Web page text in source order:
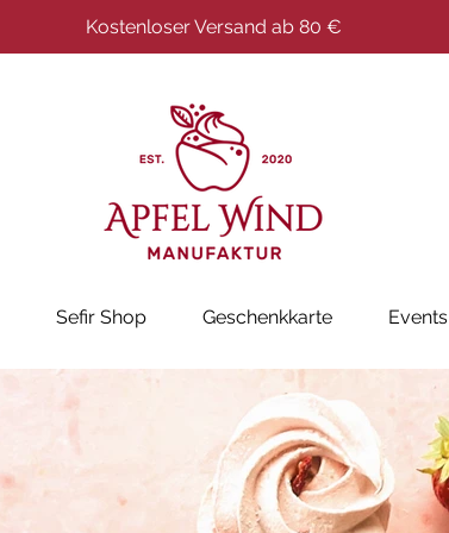
Kostenloser Versand ab 80 €
Sefir Shop Geschenkkarte Events